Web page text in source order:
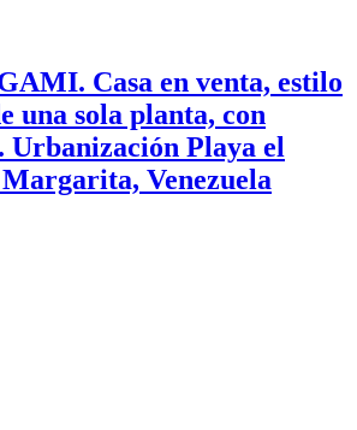
Casa en venta, estilo
una sola planta, con
Playa el
Venezuela